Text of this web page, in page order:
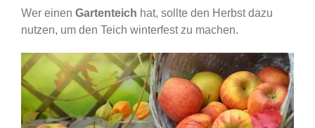
Wer einen Gartenteich hat, sollte den Herbst dazu
nutzen, um den Teich winterfest zu machen.